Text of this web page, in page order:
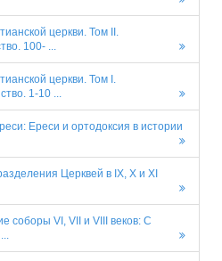
церкви. Том II.
100- ...
церкви. Том I.
1-10 ...
Ереси и ортодоксия в истории
Церквей в IX, X и XI
соборы VI, VII и VIII веков: С